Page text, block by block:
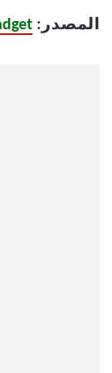
المصدر: